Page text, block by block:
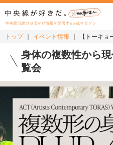
中央線沿線のお出かけ情報を発信するwebマガジン
グルメ・カフェ
おでかけ
ショッピング
トップ イベント情報 【トーキ
身体の複数性から
覧会